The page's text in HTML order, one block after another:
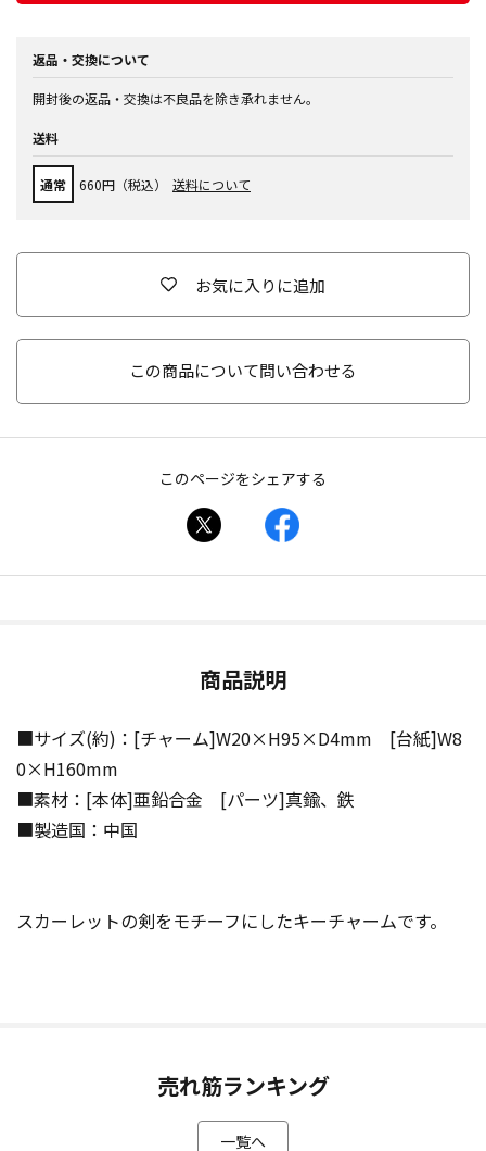
返品・交換について
開封後の返品・交換は不良品を除き承れません。
送料
通常 660円（税込） 送料について
お気に入りに追加
この商品について問い合わせる
このページをシェアする
商品説明
■サイズ(約)：[チャーム]W20×H95×D4mm [台紙]W8
0×H160mm
■素材：[本体]亜鉛合金 [パーツ]真鍮、鉄
■製造国：中国
スカーレットの剣をモチーフにしたキーチャームです。
売れ筋ランキング
一覧へ